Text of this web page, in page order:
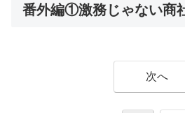
番外編①激務じゃない商
次へ